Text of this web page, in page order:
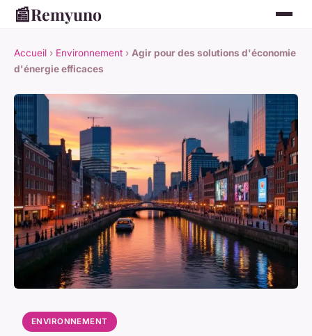
📰Remyuno
Accueil › Environnement › Agir pour des solutions d'économie
d'énergie efficaces
ENVIRONNEMENT